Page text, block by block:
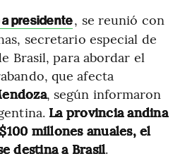
presidente, se reunió con
secretario especial de
Brasil, para abordar el
que afecta
, según informaron
La provincia andina
millones anuales, el
destina a Brasil.